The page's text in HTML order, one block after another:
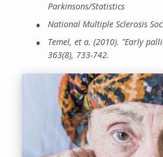
Parkinsons/Statistics
National Multiple Sclerosis
Temel, et a. (2010). "Early
363(8), 733-742.